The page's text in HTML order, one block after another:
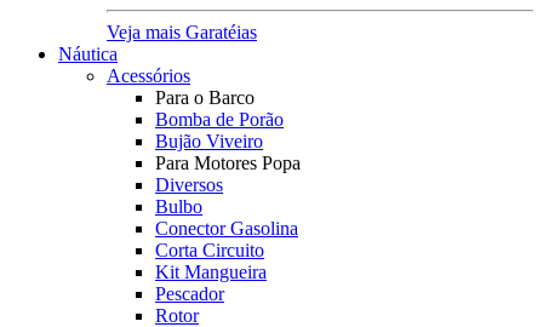
Veja mais Garatéias
Náutica
Acessórios
Para o Barco
Bomba de Porão
Bujão Viveiro
Para Motores Popa
Diversos
Bulbo
Conector Gasolina
Corta Circuito
Kit Mangueira
Pescador
Rotor